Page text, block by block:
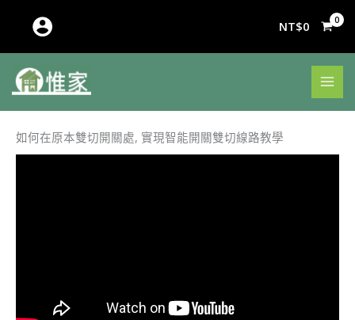
NT$0
如何在原本雙切開關處, 實現智能開關雙切線路教學